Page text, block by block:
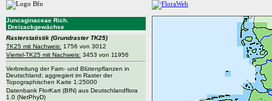
Juncaginaceae Rich.
Dreizackgewächse
Rasterstatistik (Grundraster TK25)
TK25 mit Nachweis: 1756 von 3012
Viertel-TK25 mit Nachweis: 3453 von 11956
Verbreitung der Farn- und Blütenpflanzen in
Deutschland; aggregiert im Raster der
Topographischen Karte 1:25000
Datenbank FlorKart (BfN) aus Deutschlandflora
1.0 (NetPhyD)